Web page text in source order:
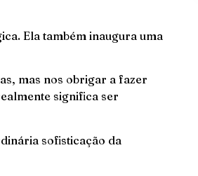
Ela também inaugura uma
mas nos obrigar a fazer
significa ser
sofisticação da